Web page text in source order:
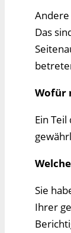
Das
Wofür
Ein
Sie
Ihrer